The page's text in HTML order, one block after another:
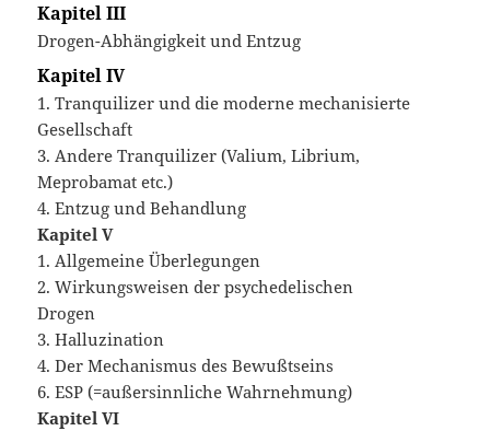
Kapitel III
Drogen-Abhängigkeit und Entzug
Kapitel IV
1. Tranquilizer und die moderne mechanisierte
Gesellschaft
3. Andere Tranquilizer (Valium, Librium,
Meprobamat etc.)
4. Entzug und Behandlung
Kapitel V
1. Allgemeine Überlegungen
2. Wirkungsweisen der psychedelischen
Drogen
3. Halluzination
4. Der Mechanismus des Bewußtseins
6. ESP (=außersinnliche Wahrnehmung)
Kapitel VI